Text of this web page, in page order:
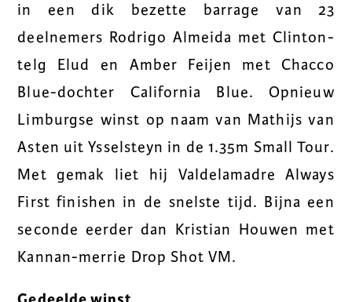
in een dik bezette barrage van 23
deelnemers Rodrigo Almeida met Clinton-
telg Elud en Amber Feijen met Chacco
Blue-dochter California Blue. Opnieuw
Limburgse winst op naam van Mathijs van
Asten uit Ysselsteyn in de 1.35m Small Tour.
Met gemak liet hij Valdelamadre Always
First finishen in de snelste tijd. Bijna een
seconde eerder dan Kristian Houwen met
Kannan-merrie Drop Shot VM.